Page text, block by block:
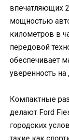
впечатляющих
мощностью
километров в
передовой
обеспечивает
уверенность на
Компактные
делают Ford
городских